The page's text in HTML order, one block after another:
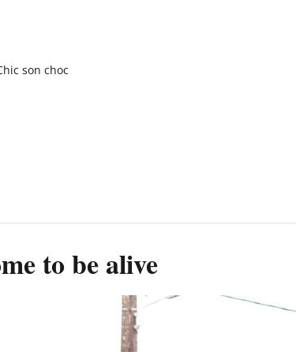
son choc
to be alive